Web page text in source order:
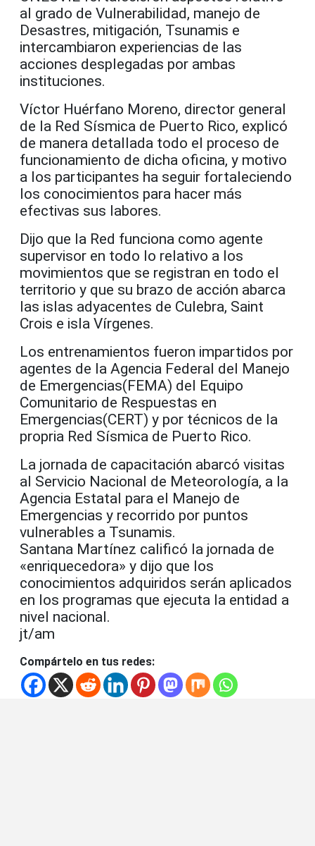
al grado de Vulnerabilidad, manejo de
Desastres, mitigación, Tsunamis e
intercambiaron experiencias de las
acciones desplegadas por ambas
instituciones.
Víctor Huérfano Moreno, director general
de la Red Sísmica de Puerto Rico, explicó
de manera detallada todo el proceso de
funcionamiento de dicha oficina, y motivo
a los participantes ha seguir fortaleciendo
los conocimientos para hacer más
efectivas sus labores.
Dijo que la Red funciona como agente
supervisor en todo lo relativo a los
movimientos que se registran en todo el
territorio y que su brazo de acción abarca
las islas adyacentes de Culebra, Saint
Crois e isla Vírgenes.
Los entrenamientos fueron impartidos por
agentes de la Agencia Federal del Manejo
de Emergencias(FEMA) del Equipo
Comunitario de Respuestas en
Emergencias(CERT) y por técnicos de la
propria Red Sísmica de Puerto Rico.
La jornada de capacitación abarcó visitas
al Servicio Nacional de Meteorología, a la
Agencia Estatal para el Manejo de
Emergencias y recorrido por puntos
vulnerables a Tsunamis.
Santana Martínez calificó la jornada de
«enriquecedora» y dijo que los
conocimientos adquiridos serán aplicados
en los programas que ejecuta la entidad a
nivel nacional.
jt/am
Compártelo en tus redes: